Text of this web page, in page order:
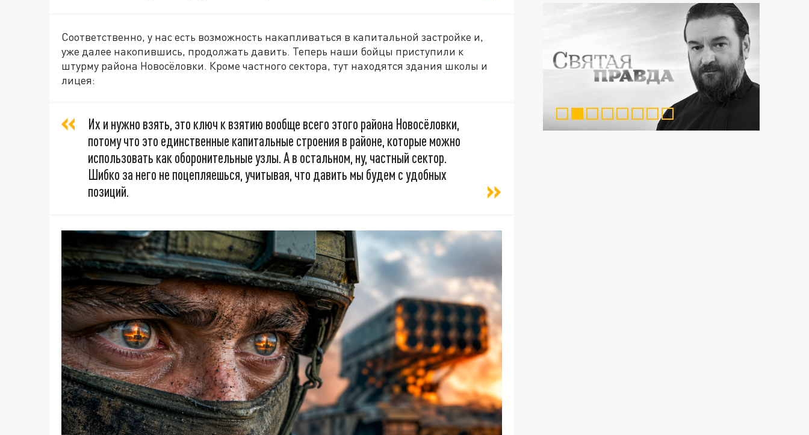
Соответственно, у нас есть возможность накапливаться в капитальной застройке и,
уже далее накопившись, продолжать давить. Теперь наши бойцы приступили к
штурму района Новосёловки. Кроме частного сектора, тут находятся здания школы и
лицея:
Их и нужно взять, это ключ к взятию вообще всего этого района Новосёловки,
потому что это единственные капитальные строения в районе, которые можно
использовать как оборонительные узлы. А в остальном, ну, частный сектор.
Шибко за него не поцепляешься, учитывая, что давить мы будем с удобных
позиций.